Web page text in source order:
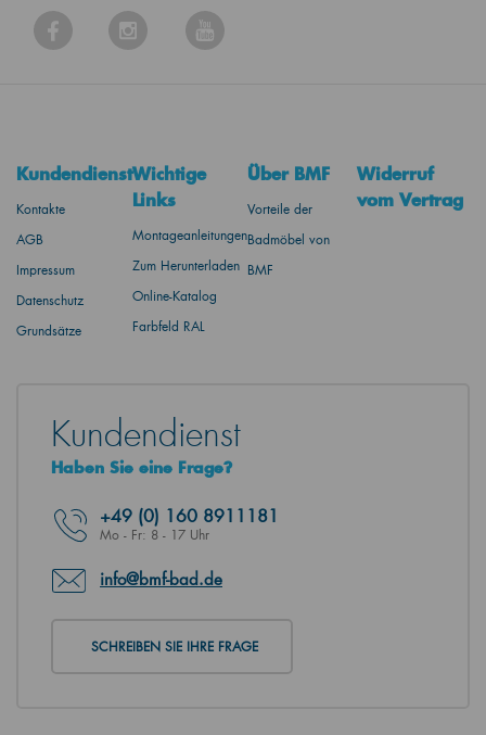
Kundendienst
Kontakte
AGB
Impressum
Datenschutz
Grundsätze
Wichtige
Links
Montageanleitungen
Zum Herunterladen
Online-Katalog
Farbfeld RAL
Über BMF
Vorteile der
Badmöbel von
BMF
Widerruf
vom Vertrag
Kundendienst
Haben Sie eine Frage?
+49 (0) 160 8911181
Mo - Fr: 8 - 17 Uhr
info@bmf-bad.de
SCHREIBEN SIE IHRE FRAGE